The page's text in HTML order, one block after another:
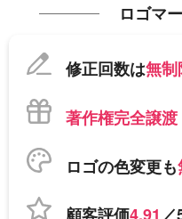
ロゴマ
修正回数は無制
著作権完全譲渡
ロゴの色変更も
顧客評価4.91 ／